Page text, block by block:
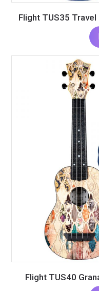
Flight TUS35
Flight TUS40